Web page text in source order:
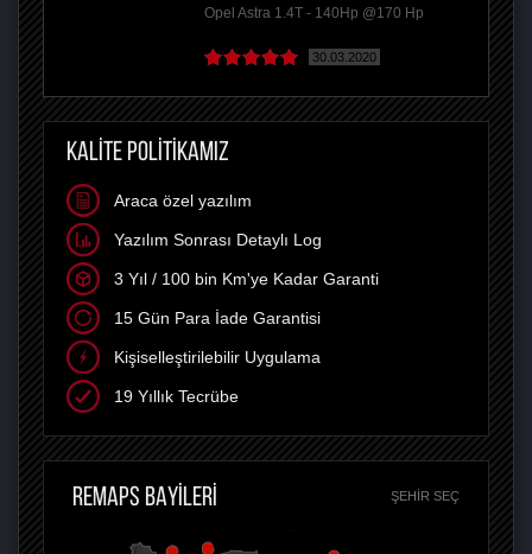
Opel Astra 1.4T - 140Hp @170 Hp
30.03.2020
KALİTE POLİTİKAMIZ
Araca özel yazılım
Yazılım Sonrası Detaylı Log
3 Yıl / 100 bin Km'ye Kadar Garanti
15 Gün Para İade Garantisi
Kişiselleştirilebilir Uygulama
19 Yıllık Tecrübe
REMAPS BAYİLERİ ŞEHIR SEÇ